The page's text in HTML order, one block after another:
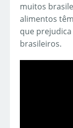
muitos
alimentos
que
brasileiros.